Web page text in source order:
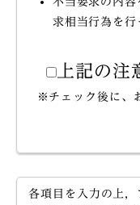
求相当行為を行
上記の
※チェック後に、
各項目を入力の上，